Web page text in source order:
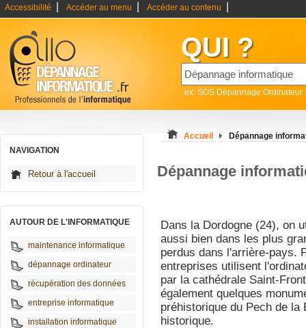
Accessibilité Accéder au menu Accéder au contenu
QUI ?
ex: SOS Dépannage Ordinateur
NAVIGATION
Retour à l'accueil
AUTOUR DE L'INFORMATIQUE
maintenance informatique
dépannage ordinateur
récupération des données
entreprise informatique
installation informatique
Accueil Dépannage
Dépannage
Dans la Dordogne (24), on
aussi bien dans les plus
perdus dans l'arrière-pays.
entreprises utilisent
par la cathédrale Saint-
également quelques
préhistorique du Pech de
historique.